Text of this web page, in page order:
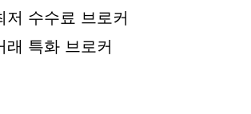
저 수수료 브로커
래 특화 브로커